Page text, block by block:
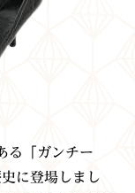
る「ガンチー
に登場しまし